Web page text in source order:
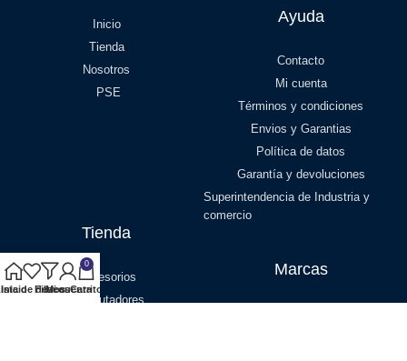
Inicio
Tienda
Nosotros
PSE
Ayuda
Contacto
Mi cuenta
Términos y condiciones
Envios y Garantias
Política de datos
Garantía y devoluciones
Superintendencia de Industria y
comercio
Tienda
Accesorios
Computadores
Marcas
Iniciode deseos
Filtros
Mi cuenta
0
Carrito